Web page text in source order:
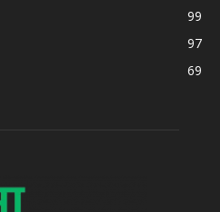
99
97
69